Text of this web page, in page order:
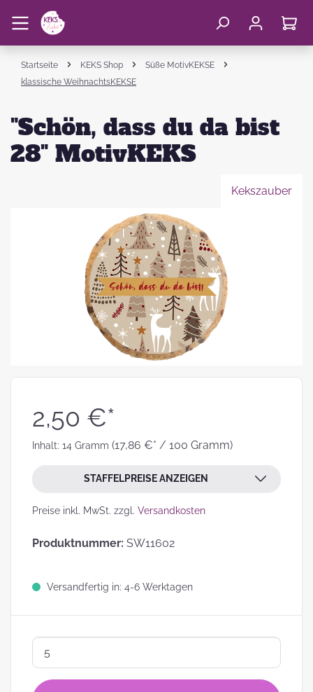
Startseite KEKS Shop
Süße MotivKEKSE
klassische WeihnachtsKEKSE
"Schön, dass du da bist
28" MotivKEKS
Kekszauber
2,50 €*
Inhalt: 14 Gramm (17,86 €* / 100 Gramm)
STAFFELPREISE ANZEIGEN
Preise inkl. MwSt. zzgl. Versandkosten
Produktnummer: SW11602
Versandfertig in: 4-6 Werktagen